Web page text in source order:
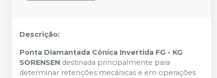
Descrição:
Ponta Diamantada Cônica Invertida FG - KG
SORENSEN destinada principalmente para
determinar retenções mecânicas e em operações